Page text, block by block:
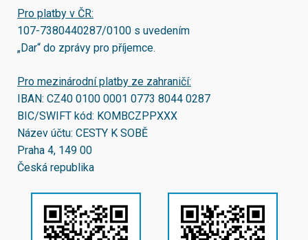
Pro platby v ČR:
107-7380440287/0100 s uvedením
„Dar“ do zprávy pro příjemce.
Pro mezinárodní platby ze zahraničí:
IBAN: CZ40 0100 0001 0773 8044 0287
BIC/SWIFT kód: KOMBCZPPXXX
Název účtu: CESTY K SOBĚ
Praha 4, 149 00
Česká republika